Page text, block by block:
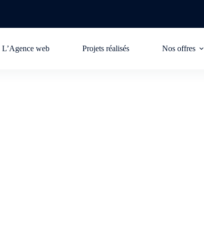
L’Agence web Projets réalisés Nos offres